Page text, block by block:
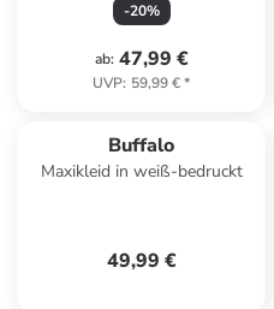
-20%
ab: 47,99 €
UVP: 59,99 €*
Buffalo
Maxikleid in weiß-bedruckt
49,99 €